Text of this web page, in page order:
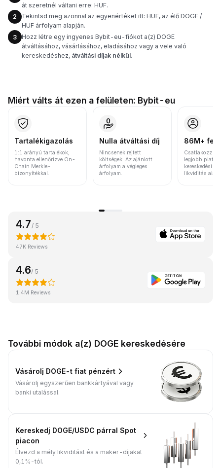
át szeretnél váltani erre: HUF.
2
Tekintsd meg azonnal az egyenértéket itt: HUF, az élő DOGE /
HUF árfolyam alapján.
3
Hozz létre egy ingyenes Bybit-eu-fiókot a(z) DOGE
átváltásához, vásárlásához, eladásához vagy a vele való
kereskedéshez, átváltási díjak nélkül.
Miért válts át ezen a felületen: Bybit-eu
Tartalékigazolás
1:1 arányú tartalékok,
havonta ellenőrizve On-
Chain Merkle-
bizonyítékkal.
Nulla átváltási díj
Nincsenek rejtett
költségek. Az ajánlott
árfolyam a végleges
árfolyam.
86M+
Csatlakozz a
legjobb
kereskedési
likviditás
4.7 / 5
47K Reviews
4.6/ 5
1.4M Reviews
További módok a(z) DOGE kereskedésére
Vásárolj DOGE-t fiat pénzért
Vásárolj egyszerűen bankkártyával vagy
banki utalással.
Kereskedj DOGE/USDC párral Spot
piacon
Élvezd a mély likviditást és a maker-díjakat
0,1%-tól.